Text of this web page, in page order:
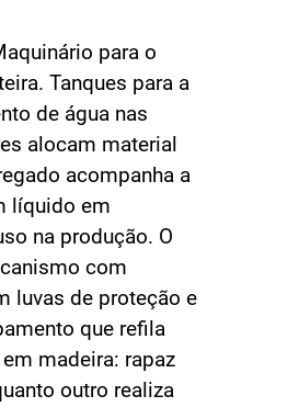
para o
Tanques para a
de água nas
alocam material
acompanha a
líquido em
na produção. O
com
luvas de proteção e
que refila
madeira: rapaz
outro realiza